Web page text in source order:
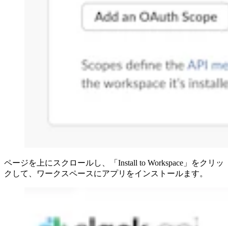
ページを上にスクロールし、「Install to Workspace」をクリッ
クして、ワークスペースにアプリをインストールます。